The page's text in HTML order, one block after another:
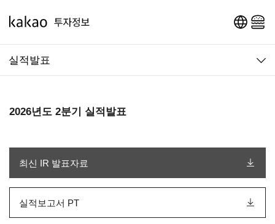
실적발표
2026년도 2분기 실적발표
최신 IR 발표자료
실적보고서 PT